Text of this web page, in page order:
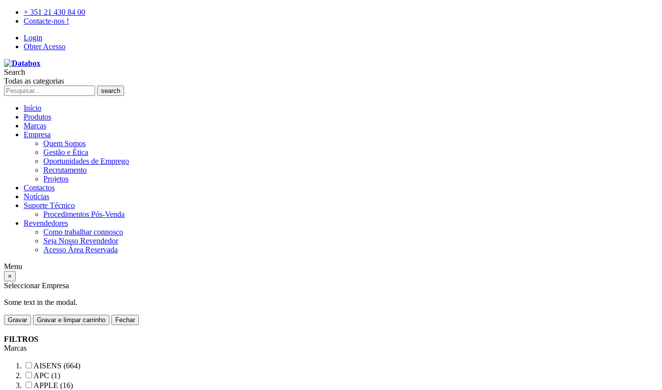
+ 351 21 430 84 00
Contacte-nos !
Login
Obter Acesso
Search
Todas as categorias
search
Início
Produtos
Marcas
Empresa
Quem Somos
Gestão e Ética
Oportunidades de Emprego
Recrutamento
Projetos
Contactos
Notícias
Suporte Técnico
Procedimentos Pós-Venda
Revendedores
Como trabalhar connosco
Seja Nosso Revendedor
Acesso Área Reservada
Menu
×
Seleccionar Empresa
Some text in the modal.
Gravar Gravar e limpar carrinho Fechar
FILTROS
Marcas
AISENS (664)
APC (1)
APPLE (16)